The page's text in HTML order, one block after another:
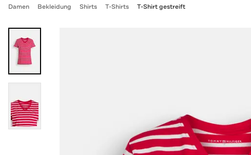
Damen Bekleidung Shirts T-Shirts T-Shirt gestreift